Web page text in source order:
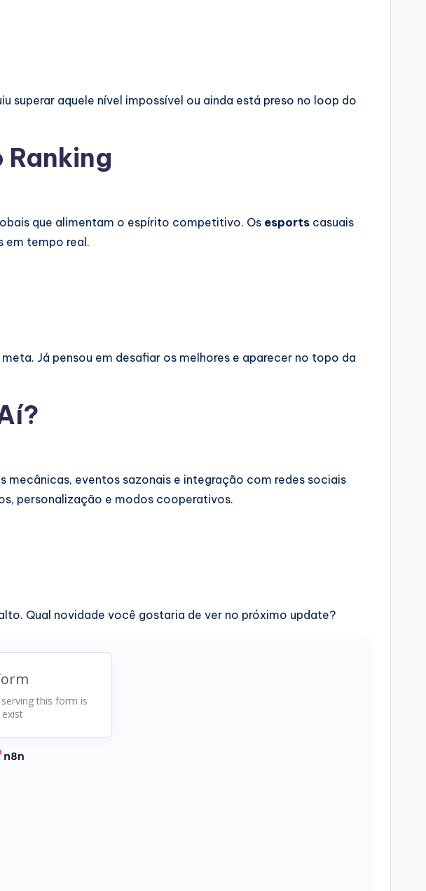
superar aquele nível impossível ou ainda está preso no loop do
que alimentam o espírito competitivo. Os esports casuais
em tempo real.
Já pensou em desafiar os melhores e aparecer no topo da
mecânicas, eventos sazonais e integração com redes sociais
personalização e modos cooperativos.
Qual novidade você gostaria de ver no próximo update?